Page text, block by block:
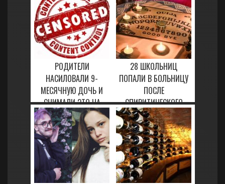
РОДИТЕЛИ
НАСИЛОВАЛИ 9-
МЕСЯЧНУЮ ДОЧЬ И
СНИМАЛИ ЭТО НА
ВИДЕО
17 ФЕВРАЛЯ, 2021
28 ШКОЛЬНИЦ
ПОПАЛИ В БОЛЬНИЦУ
ПОСЛЕ
СПИРИТИЧЕСКОГО
СЕАНСА С "ДОСКОЙ
УИДЖА"
12 МАРТА, 2023